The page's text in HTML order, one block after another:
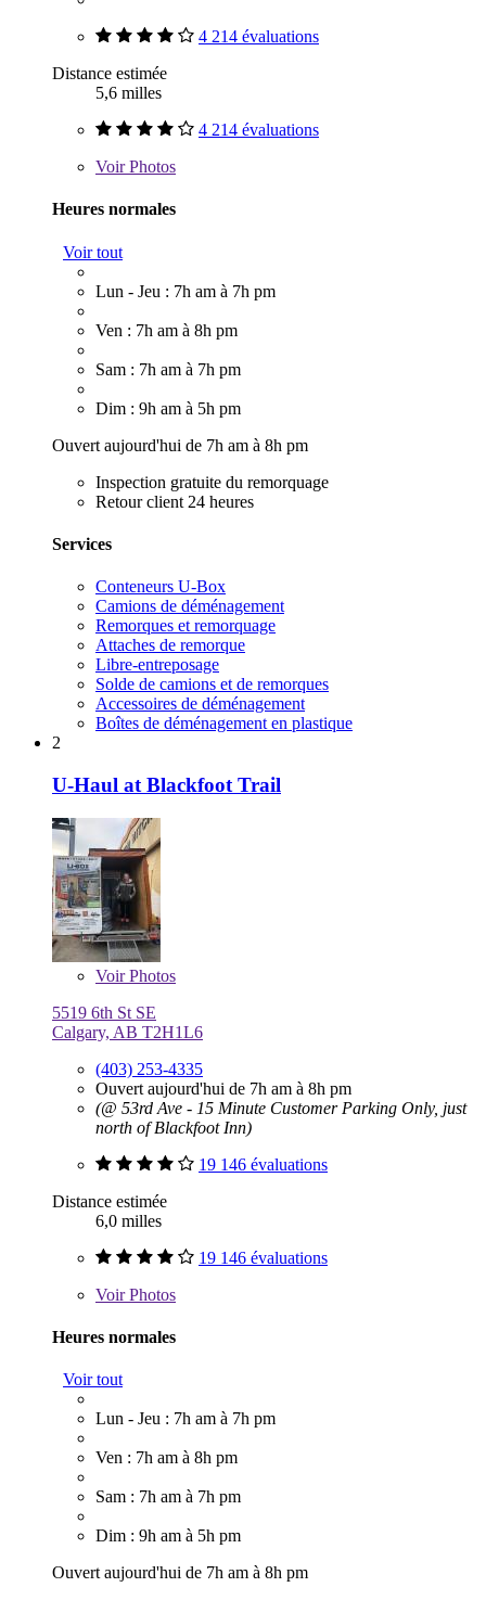
4 214 évaluations
Distance estimée
5,6 milles
4 214 évaluations
VoirPhotos
Heures normales
Voir tout
Lun - Jeu : 7h am à 7h pm
Ven : 7h am à 8h pm
Sam : 7h am à 7h pm
Dim : 9h am à 5h pm
Ouvert aujourd'hui de 7h am à 8h pm
Inspection gratuite du remorquage
Retour client 24 heures
Services
Conteneurs U-Box
Camions de déménagement
Remorques et remorquage
Attaches de remorque
Libre-entreposage
Solde de camions et de remorques
Accessoires de déménagement
Boîtes de déménagement en plastique
2
U-Haul at Blackfoot Trail
VoirPhotos
5519 6th St SE
Calgary, AB T2H1L6
(403) 253-4335
Ouvert aujourd'hui de 7h am à 8h pm
(@ 53rd Ave - 15 Minute Customer Parking Only, just
north of Blackfoot Inn)
19 146 évaluations
Distance estimée
6,0 milles
19 146 évaluations
VoirPhotos
Heures normales
Voir tout
Lun - Jeu : 7h am à 7h pm
Ven : 7h am à 8h pm
Sam : 7h am à 7h pm
Dim : 9h am à 5h pm
Ouvert aujourd'hui de 7h am à 8h pm